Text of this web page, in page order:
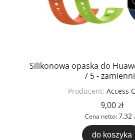
Silikonowa opaska do
/ 5 -
Producent: Access
9,00 zł
Cena netto:7,32
do koszyka